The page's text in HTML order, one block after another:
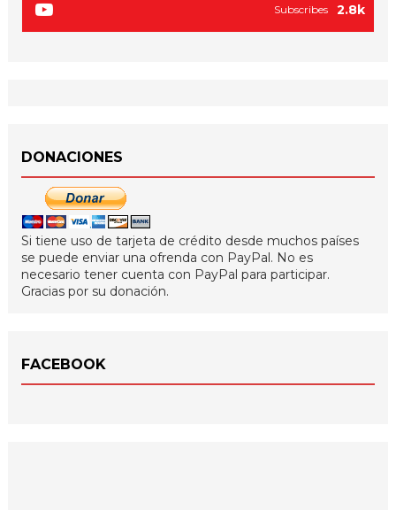
2.8k
Subscribes
DONACIONES
Si tiene uso de tarjeta de crédito desde muchos países
se puede enviar una ofrenda con PayPal. No es
necesario tener cuenta con PayPal para participar.
Gracias por su donación.
FACEBOOK